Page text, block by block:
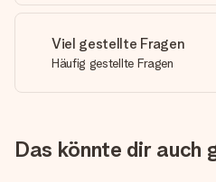
Viel gestellte Fragen
Häufig gestellte Fragen
Das könnte dir auch